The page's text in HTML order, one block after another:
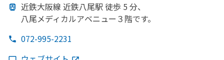
近鉄大阪線 近鉄八尾駅 徒歩 5 分、
八尾メディカルアベニュー３階です。
072-995-2231